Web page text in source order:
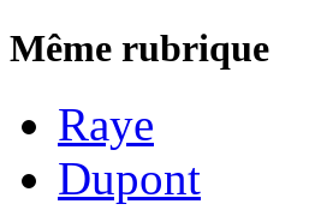
Même rubrique
Raye
Dupont